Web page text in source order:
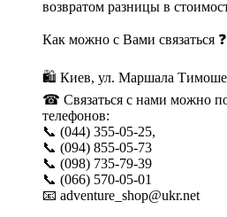
возвратом разницы в
Как можно с Вами связаться ❓
🛍 Киев, ул. Маршала
☎ Связаться с нами можно
телефонов:
📞 (044) 355-05-25,
📞 (094) 855-05-73
📞 (098) 735-
📞 (066) 570-05-01
📧 adventure_shop@ukr.net